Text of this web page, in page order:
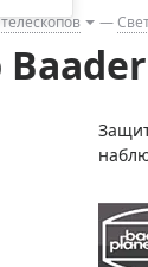
для
для
для
для луп
для